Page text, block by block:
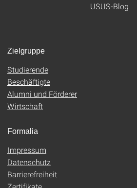
USUS-Blog
Zielgruppe
Studierende
Beschäftigte
Alumni und Förderer
Wirtschaft
Formalia
Impressum
Datenschutz
Barrierefreiheit